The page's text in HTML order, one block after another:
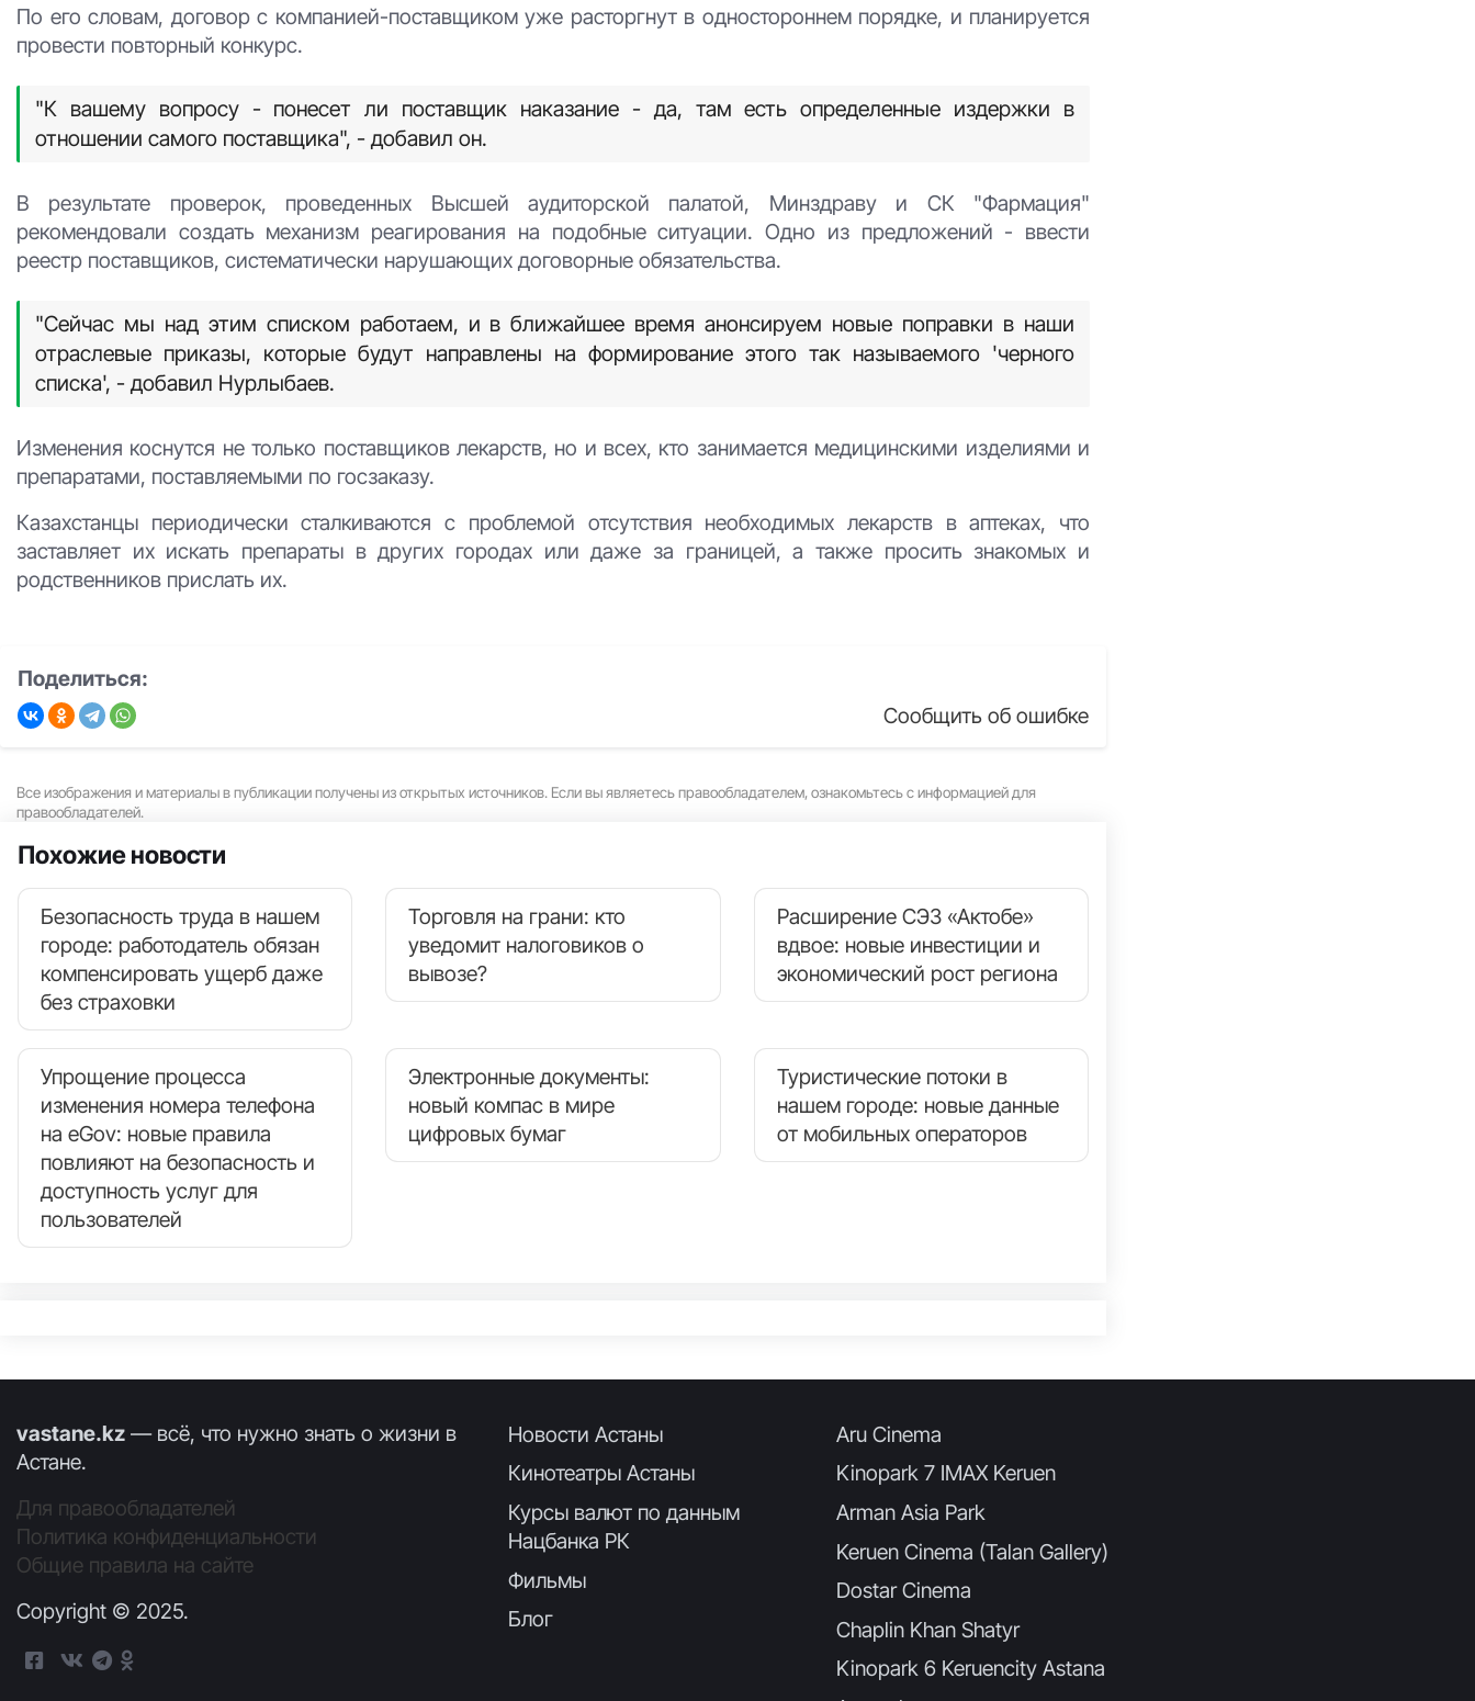
По его словам, договор с компанией-поставщиком уже расторгнут в одностороннем порядке, и планируется
провести повторный конкурс.
"К вашему вопросу - понесет ли поставщик наказание - да, там есть определенные издержки в
отношении самого поставщика", - добавил он.
В результате проверок, проведенных Высшей аудиторской палатой, Минздраву и СК "Фармация"
рекомендовали создать механизм реагирования на подобные ситуации. Одно из предложений - ввести
реестр поставщиков, систематически нарушающих договорные обязательства.
"Сейчас мы над этим списком работаем, и в ближайшее время анонсируем новые поправки в наши
отраслевые приказы, которые будут направлены на формирование этого так называемого 'черного
списка', - добавил Нурлыбаев.
Изменения коснутся не только поставщиков лекарств, но и всех, кто занимается медицинскими изделиями и
препаратами, поставляемыми по госзаказу.
Казахстанцы периодически сталкиваются с проблемой отсутствия необходимых лекарств в аптеках, что
заставляет их искать препараты в других городах или даже за границей, а также просить знакомых и
родственников прислать их.
Поделиться:
Сообщить об ошибке
Все изображения и материалы в публикации получены из открытых источников. Если вы являетесь правообладателем, ознакомьтесь с информацией для
правообладателей.
Похожие новости
Безопасность труда в нашем
городе: работодатель обязан
компенсировать ущерб даже
без страховки
Торговля на грани: кто
уведомит налоговиков о
вывозе?
Расширение СЭЗ «Актобе»
вдвое: новые инвестиции и
экономический рост региона
Упрощение процесса
изменения номера телефона
на eGov: новые правила
повлияют на безопасность и
доступность услуг для
пользователей
Электронные документы:
новый компас в мире
цифровых бумаг
Туристические потоки в
нашем городе: новые данные
от мобильных операторов
vastane.kz — всё, что нужно знать о жизни в
Астане.
Для правообладателей
Политика конфиденциальности
Общие правила на сайте
Copyright © 2025.
Новости Астаны
Кинотеатры Астаны
Курсы валют по данным
Нацбанка РК
Фильмы
Блог
Aru Cinema
Kinopark 7 IMAX Keruen
Arman Asia Park
Keruen Cinema (Talan Gallery)
Dostar Cinema
Chaplin Khan Shatyr
Kinopark 6 Keruencity Astana